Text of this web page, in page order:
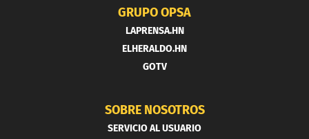
GRUPO OPSA
LAPRENSA.HN
ELHERALDO.HN
GOTV
SOBRE NOSOTROS
SERVICIO AL USUARIO